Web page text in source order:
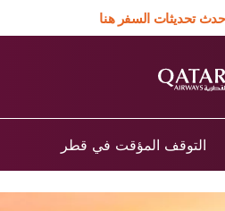
تحديثات السفر هنا
التوقف المؤقت في قطر